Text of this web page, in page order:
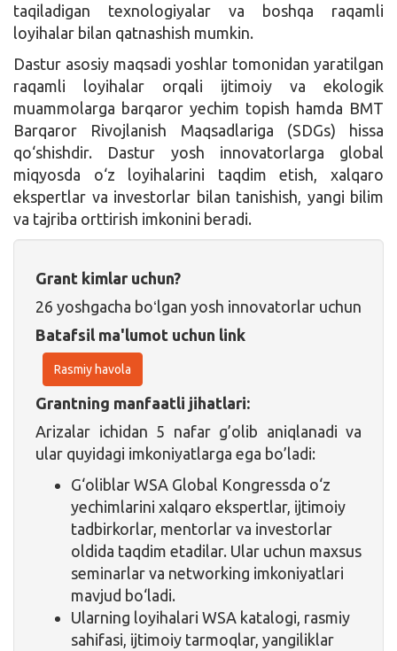
taqiladigan texnologiyalar va boshqa raqamli
loyihalar bilan qatnashish mumkin.
Dastur asosiy maqsadi yoshlar tomonidan yaratilgan
raqamli loyihalar orqali ijtimoiy va ekologik
muammolarga barqaror yechim topish hamda BMT
Barqaror Rivojlanish Maqsadlariga (SDGs) hissa
qo‘shishdir. Dastur yosh innovatorlarga global
miqyosda o‘z loyihalarini taqdim etish, xalqaro
ekspertlar va investorlar bilan tanishish, yangi bilim
va tajriba orttirish imkonini beradi.
Grant kimlar uchun?
26 yoshgacha boʻlgan yosh innovatorlar uchun
Batafsil ma'lumot uchun link
Rasmiy havola
Grantning manfaatli jihatlari:
Arizalar ichidan 5 nafar g’olib aniqlanadi va
ular quyidagi imkoniyatlarga ega bo’ladi:
G‘oliblar WSA Global Kongressda o‘z
yechimlarini xalqaro ekspertlar, ijtimoiy
tadbirkorlar, mentorlar va investorlar
oldida taqdim etadilar. Ular uchun maxsus
seminarlar va networking imkoniyatlari
mavjud bo‘ladi.
Ularning loyihalari WSA katalogi, rasmiy
sahifasi, ijtimoiy tarmoqlar, yangiliklar